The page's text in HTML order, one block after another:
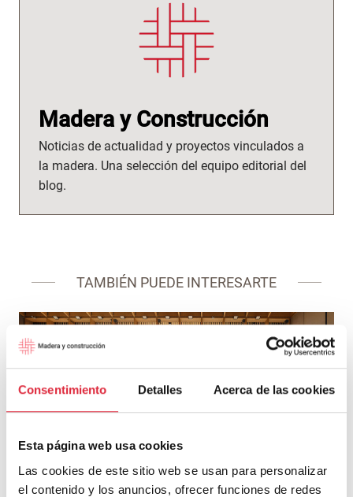
Consentimiento Detalles Acerca de las cookies
Esta página web usa cookies
Las cookies de este sitio web se usan para personalizar
el contenido y los anuncios, ofrecer funciones de redes
Madera y Construcción
Noticias de actualidad y proyectos vinculados a
la madera. Una selección del equipo editorial del
blog.
TAMBIÉN PUEDE INTERESARTE
Codés